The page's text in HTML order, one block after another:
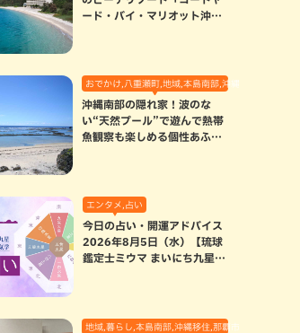
ード・バイ・マリオット沖縄
おでかけ,八重瀬町,地域,本島南部,沖縄の海,自然
沖縄南部の隠れ家！波のな
い“天然プール”で遊んで熱帯
魚観察も楽しめる個性あふれ
エンタメ,占い
今日の占い・開運アドバイス
2026年8月5日（水）【琉球
鑑定士ミウマ まいにち九星気
地域,暮らし,本島南部,沖縄移住,那覇市